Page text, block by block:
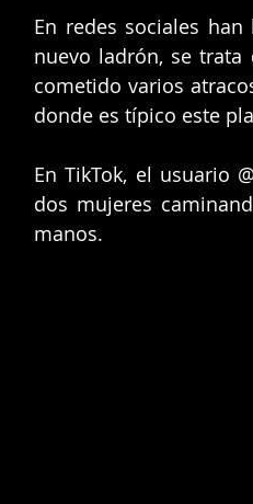
En redes sociales
nuevo ladrón, se
cometido varios
donde es típico este
En TikTok, el usuario
dos mujeres
manos.